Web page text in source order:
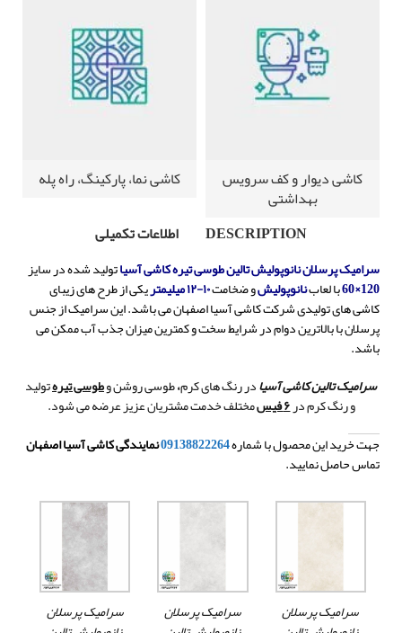
کاشی دیوار و کف سرویس
بهداشتی
کاشی نما، پارکینگ، راه پله
DESCRIPTION
اطلاعات تکمیلی
سرامیک پرسلان نانوپولیش تالین طوسی تیره کاشی آسیاتولید شده در سایز
120×60 با لعابنانوپولیشو ضخامت۱۰-۱۲ میلیمتر یکی از طرح های زیبای
کاشی های تولیدی شرکت کاشی آسیا اصفهان می باشد.این سرامیک از جنس
پرسلان با بالاترین دوام در شرایط سخت و کمترین میزان جذب آب ممکن می
باشد.
سرامیک تالین کاشی آسیادر رنگ های کرم،طوسی روشن وطوسی تیرهتولید
و رنگ کرم در۶ فیس
مختلف خدمت مشتریان عزیز عرضه می شود.
جهت خرید این محصول با شماره09138822264نمایندگی کاشی آسیا اصفهان
تماس حاصل نمایید.
سرامیک پرسلان سرامیک پرسلان سرامیک پرسلان